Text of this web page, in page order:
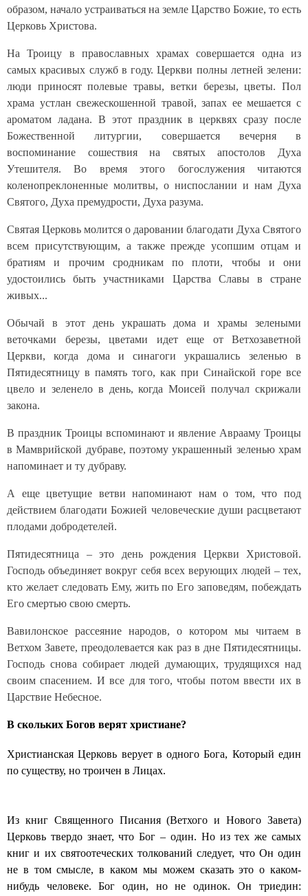
образом, начало устраиваться на земле Царство Божие, то есть
Церковь Христова.
На Троицу в православных храмах совершается одна из
самых красивых служб в году. Церкви полны летней зелени:
люди приносят полевые травы, ветки березы, цветы. Пол
храма устлан свежескошенной травой, запах ее мешается с
ароматом ладана. В этот праздник в церквях сразу после
Божественной литургии, совершается вечерня в
воспоминание сошествия на святых апостолов Духа
Утешителя. Во время этого богослужения читаются
коленопреклоненные молитвы, о ниспослании и нам Духа
Святого, Духа премудрости, Духа разума.
Святая Церковь молится о даровании благодати Духа Святого
всем присутствующим, а также прежде усопшим отцам и
братиям и прочим сродникам по плоти, чтобы и они
удостоились быть участниками Царства Славы в стране
живых...
Обычай в этот день украшать дома и храмы зелеными
веточками березы, цветами идет еще от Ветхозаветной
Церкви, когда дома и синагоги украшались зеленью в
Пятидесятницу в память того, как при Синайской горе все
цвело и зеленело в день, когда Моисей получал скрижали
закона.
В праздник Троицы вспоминают и явление Аврааму Троицы
в Мамврийской дубраве, поэтому украшенный зеленью храм
напоминает и ту дубраву.
А еще цветущие ветви напоминают нам о том, что под
действием благодати Божией человеческие души расцветают
плодами добродетелей.
Пятидесятница – это день рождения Церкви Христовой.
Господь объединяет вокруг себя всех верующих людей – тех,
кто желает следовать Ему, жить по Его заповедям, побеждать
Его смертью свою смерть.
Вавилонское рассеяние народов, о котором мы читаем в
Ветхом Завете, преодолевается как раз в дне Пятидесятницы.
Господь снова собирает людей думающих, трудящихся над
своим спасением. И все для того, чтобы потом ввести их в
Царствие Небесное.
В скольких Богов верят христиане?
Христианская Церковь верует в одного Бога, Который един
по существу, но троичен в Лицах.
Из книг Священного Писания (Ветхого и Нового Завета)
Церковь твердо знает, что Бог – один. Но из тех же самых
книг и их святоотеческих толкований следует, что Он один
не в том смысле, в каком мы можем сказать это о каком-
нибудь человеке. Бог один, но не одинок. Он триедин: